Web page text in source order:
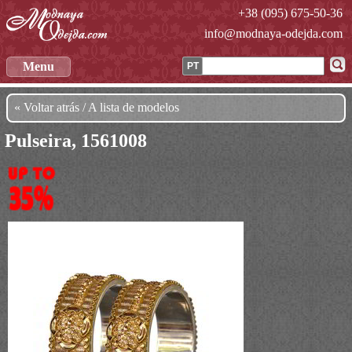
+38 (095) 675-50-36
info@modnaya-odejda.com
PT
Menu
« Voltar atrás / A lista de modelos
Pulseira, 1561008